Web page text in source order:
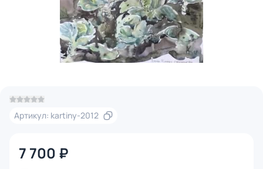
Артикул: kartiny-2012
7 700 ₽